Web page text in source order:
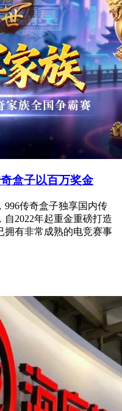
盒子以百万奖金
传奇盒子独享国内传
2022年起重金重磅打造
拥有非常成熟的电竞赛事